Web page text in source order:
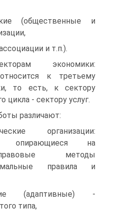
(общественные и
и т.п.).
экономики:
к третьему
то есть, к сектору
цикла - сектору услуг.
различают:
организации:
опирающиеся на
правовые методы
правила и
(адаптивные) -
типа,